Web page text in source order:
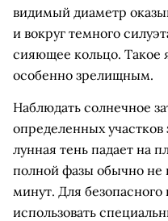
видимый диаметр
и вокруг темного
сияющее кольцо. Такое
особенно зрелищным.
Наблюдать солнечное
определенных
лунная тень падает на
полной фазы обычно не
минут. Для
использовать